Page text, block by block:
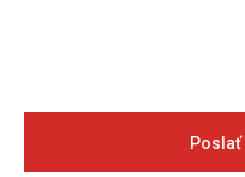
Poslať